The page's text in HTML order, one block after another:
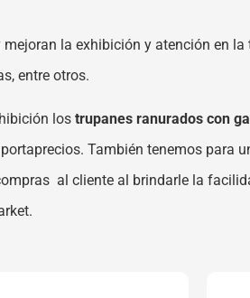
la exhibición y atención en
entre otros.
los trupanes ranurados con
También tenemos para
al cliente al brindarle la